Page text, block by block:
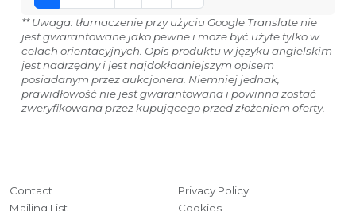
** Uwaga: tłumaczenie przy użyciu Google Translate nie
jest gwarantowane jako pewne i może być użyte tylko w
celach orientacyjnych. Opis produktu w języku angielskim
jest nadrzędny i jest najdokładniejszym opisem
posiadanym przez aukcjonera. Niemniej jednak,
prawidłowość nie jest gwarantowana i powinna zostać
zweryfikowana przez kupującego przed złożeniem oferty.
Contact
Mailing List
Privacy Policy
Cookies